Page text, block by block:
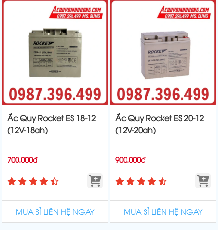
Ắc Quy Rocket ES 18-12
(12V-18ah)
700.000đ
MUA SỈ LIÊN HỆ NGAY
Ắc Quy Rocket ES 20-12
(12V-20ah)
900.000đ
MUA SỈ LIÊN HỆ NGAY